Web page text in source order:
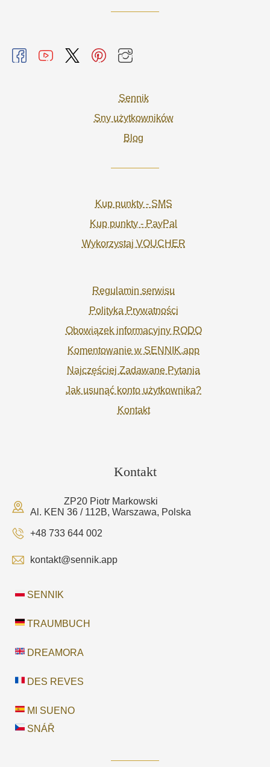
Sennik
Sny użytkowników
Blog
Kup punkty - SMS
Kup punkty - PayPal
Wykorzystaj VOUCHER
Regulamin serwisu
Polityka Prywatności
Obowiązek informacyjny RODO
Komentowanie w SENNIK.app
Najczęściej Zadawane Pytania
Jak usunąć konto użytkownika?
Kontakt
Kontakt
ZP20 Piotr Markowski
Al. KEN 36 / 112B, Warszawa, Polska
+48 733 644 002
kontakt@sennik.app
SENNIK
TRAUMBUCH
DREAMORA
DES REVES
MI SUENO
SNÁŘ